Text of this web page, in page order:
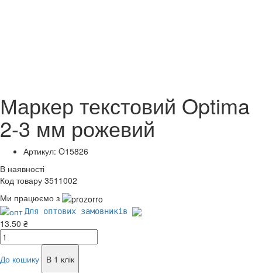
Маркер текстовий Optima
2-3 мм рожевий
Артикул: O15826
В наявності
Код товару 3511002
Ми працюємо з
Для оптових замовників
13.50 ₴
До кошику
В 1 клік